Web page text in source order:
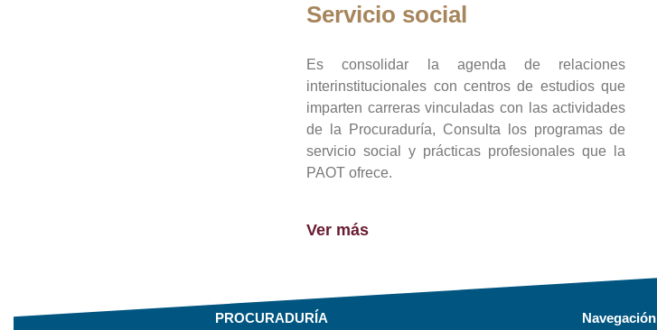
Servicio social
Es consolidar la agenda de relaciones
interinstitucionales con centros de estudios que
imparten carreras vinculadas con las actividades
de la Procuraduría, Consulta los programas de
servicio social y prácticas profesionales que la
PAOT ofrece.
Ver más
PROCURADURÍA Navegación